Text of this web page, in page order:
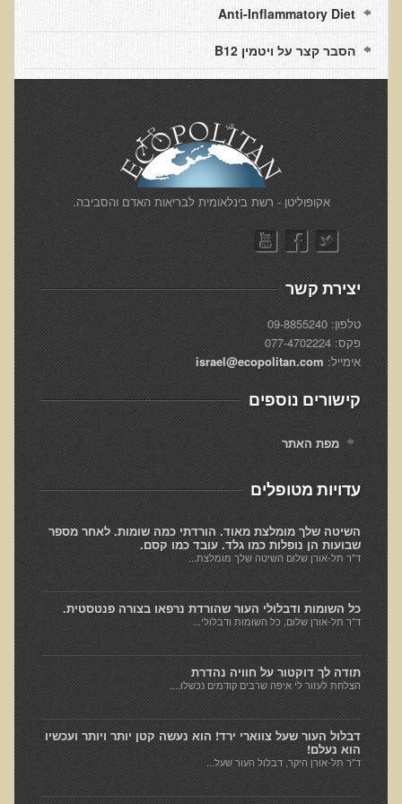
הצוות שלנו
ד"ר גבריאל שמלוב MD
ד"ר עדיאל תל-אורן
ד"ר שולמית לוריא (MD)
איפה נמצא ד"ר תל-אורן
אקופוליטן רשת בינ"ל לבריאות האדם והסביבה
מיהו ד"ר עדיאל תל-אורן
הארגון למזעור החשיפה האלקטרומגנטית
מרפ"י - המרכז לרפואה פונקציונאלית בישראל
הארגון העולמי לבריאות נפשית פונקציונאלית
הקלה בדיכאון חמור
חקר יוחסין חוצה דורות MTTG
דיטוקסיפיקציה של הנפש EMDR
EMDR BSP MTTG
הארגון הישראלי לרפואת שיניים פונקציונאלית
תסמונת הנוירון הוקסי
מחקרים וספרות מדעית
רפואת שיניים ללא כספית ואמלגם
גולשים ממליצים
צור קשר
הסמכה
סדנאות מעמיקות להסמכה
טיהור רעלים
שאלות ותשובות מסדנת טיהור רעלים
Anti-Inflammatory Diet
הסבר קצר על ויטמין B12
​אקופוליטן - רשת בינלאומית לבריאות האדם והסביבה.
יצירת קשר
טלפון: 09-8855240
פקס: 077-4702224
אימייל: israel@ecopolitan.com
קישורים נוספים
מפת האתר
עדויות מטופלים
השיטה שלך מומלצת מאוד. הורדתי כמה שומות. לאחר מספר
שבועות הן נופלות כמו גלד. עובד כמו קסם.
ד"ר תל-אורן שלום השיטה שלך מומלצת...
כל השומות ודבלולי העור שהורדת נרפאו בצורה פנטסטית.
ד"ר תל-אורן שלום, כל השומות ודבלולי...
תודה לך דוקטור על חוויה נהדרת
הצלחת לעזור לי איפה שרבים קודמים נכשלו....
דבלול העור שעל צווארי ירד! הוא נעשה קטן יותר ויותר ועכשיו
הוא נעלם!
ד"ר תל-אורן היקר, דבלול העור שעל...